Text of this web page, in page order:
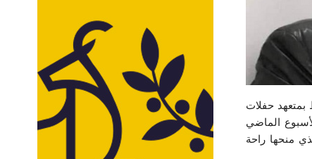
للفرق الأمنية، بالإحتفاظ بمتعهد حفلات
الماضي
منحها راحة